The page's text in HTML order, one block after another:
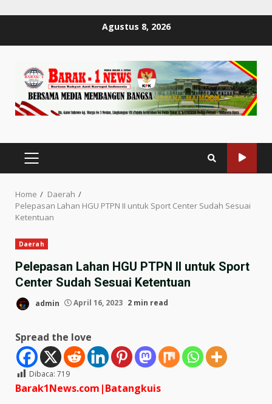
Agustus 8, 2026
PRIMARY
MENU
Home
Daerah
Pelepasan Lahan HGU PTPN II untuk Sport Center Sudah Sesuai
Ketentuan
Daerah
Pelepasan Lahan HGU PTPN II untuk Sport
Center Sudah Sesuai Ketentuan
admin April 16, 2023 2 min read
Spread the love
Dibaca: 719
Barak1News.com|Batangkuis